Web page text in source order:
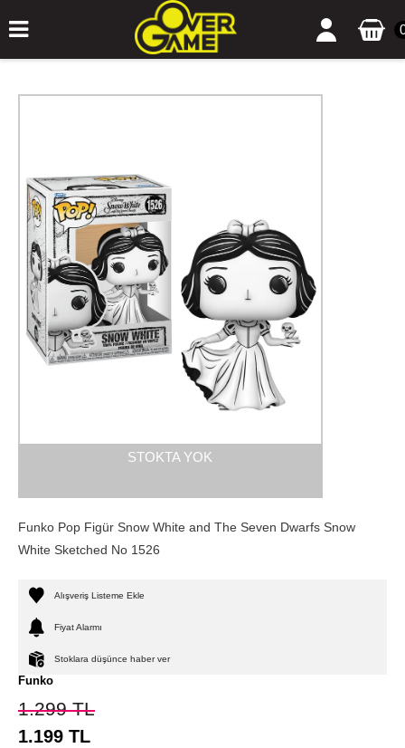
STOKTA YOK
Funko Pop Figür Snow White and The Seven Dwarfs Snow
White Sketched No 1526
Alışveriş Listeme Ekle
Fiyat Alarmı
Stoklara düşünce haber ver
Funko
1.299TL
1.199 TL